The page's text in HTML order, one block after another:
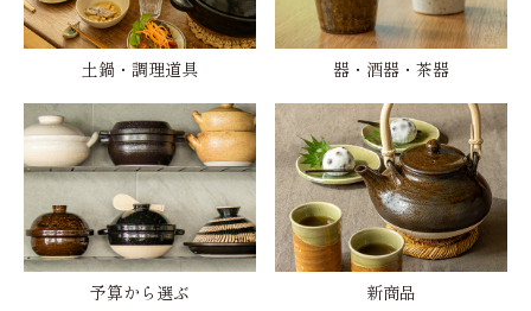
土鍋・調理道具 器・酒器・茶器
予算から選ぶ 新商品